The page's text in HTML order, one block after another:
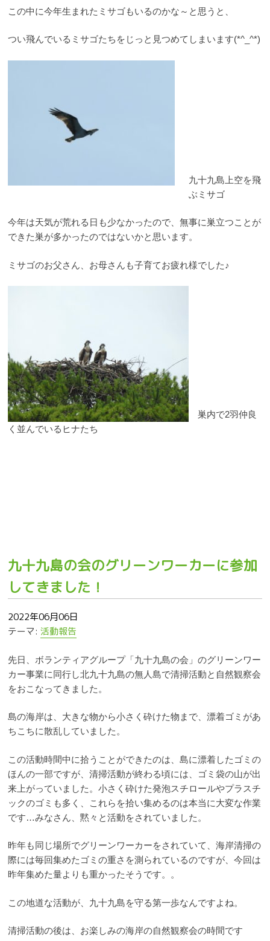
この中に今年生まれたミサゴもいるのかな～と思うと、
つい飛んでいるミサゴたちをじっと見つめてしまいます(*^_^*)
九十九島上空を飛
ぶミサゴ
今年は天気が荒れる日も少なかったので、無事に巣立つことが
できた巣が多かったのではないかと思います。
ミサゴのお父さん、お母さんも子育てお疲れ様でした♪
巣内で2羽仲良
く並んでいるヒナたち
九十九島の会のグリーンワーカーに参加
してきました！
2022年06月06日
テーマ: 活動報告
先日、ボランティアグループ「九十九島の会」のグリーンワー
カー事業に同行し北九十九島の無人島で清掃活動と自然観察会
をおこなってきました。
島の海岸は、大きな物から小さく砕けた物まで、漂着ゴミがあ
ちこちに散乱していました。
この活動時間中に拾うことができたのは、島に漂着したゴミの
ほんの一部ですが、 清掃活動が終わる頃には、ゴミ袋の山が出
来上がっていました。 小さく砕けた発泡スチロールやプラスチ
ックのゴミも多く、これらを拾い集めるのは本当に大変な作業
です…みなさん、黙々と活動をされていました。
昨年も同じ場所でグリーンワーカーをされていて、海岸清掃の
際には毎回集めたゴミの重さを測られているのですが、今回は
昨年集めた量よりも重かったそうです。。
この地道な活動が、九十九島を守る第一歩なんですよね。
清掃活動の後は、お楽しみの海岸の自然観察会の時間です